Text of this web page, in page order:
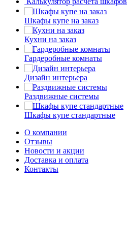
Шкафы купе на заказ
Кухни на заказ
Гардеробные комнаты
Дизайн интерьера
Раздвижные системы
Шкафы купе стандартные
О компании
Отзывы
Новости и акции
Доставка и оплата
Контакты